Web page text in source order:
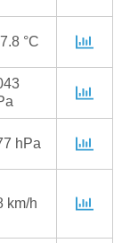
°C
hPa
km/h